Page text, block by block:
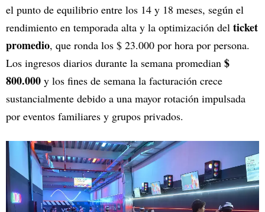
el punto de equilibrio entre los 14 y 18 meses, según el
rendimiento en temporada alta y la optimización del ticket
promedio, que ronda los $ 23.000 por hora por persona.
Los ingresos diarios durante la semana promedian $
800.000 y los fines de semana la facturación crece
sustancialmente debido a una mayor rotación impulsada
por eventos familiares y grupos privados.